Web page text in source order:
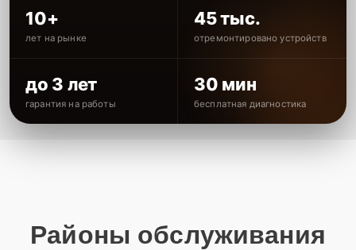
10+
лет на рынке
45 тыс.
отремонтировано устройств
до 3 лет
гарантия на работы
30 мин
бесплатная диагностика
Районы обслуживания